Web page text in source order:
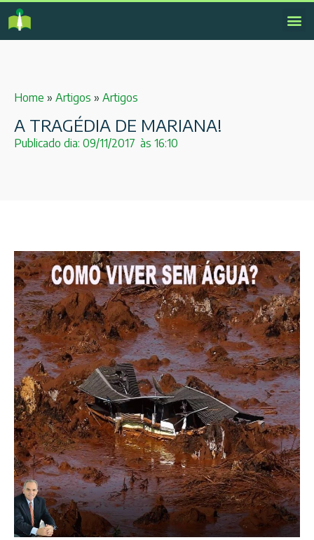
Home » Artigos » Artigos
A TRAGÉDIA DE MARIANA!
Publicado dia: 09/11/2017 às 16:10